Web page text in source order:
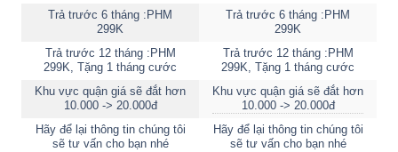
Trả trước 6 tháng :PHM
299K
Trả trước 12 tháng :PHM
299K, Tặng 1 tháng cước
Khu vực quận giá sẽ đắt hơn
10.000 -> 20.000đ
Hãy để lại thông tin chúng tôi
sẽ tư vấn cho bạn nhé
Trả trước 6 tháng :PHM
299K
Trả trước 12 tháng :PHM
299K, Tặng 1 tháng cước
Khu vực quận giá sẽ đắt hơn
10.000 -> 20.000đ
Hãy để lại thông tin chúng tôi
sẽ tư vấn cho bạn nhé